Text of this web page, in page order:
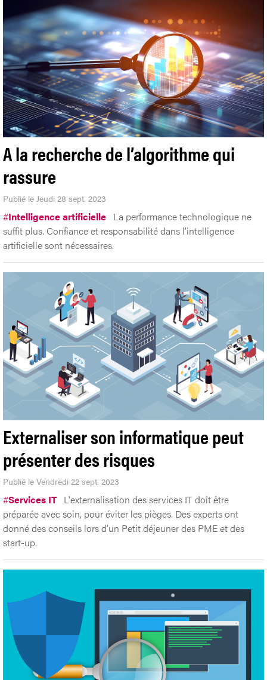
A la recherche de l’algorithme qui
rassure
Publié le Jeudi 28 sept. 2023
#Intelligence artificielle La performance technologique ne
suffit plus. Confiance et responsabilité dans l’intelligence
artificielle sont nécessaires.
Externaliser son informatique peut
présenter des risques
Publié le Vendredi 22 sept. 2023
#Services IT L'externalisation des services IT doit être
préparée avec soin, pour éviter les pièges. Des experts ont
donné des conseils lors d’un Petit déjeuner des PME et des
start-up.